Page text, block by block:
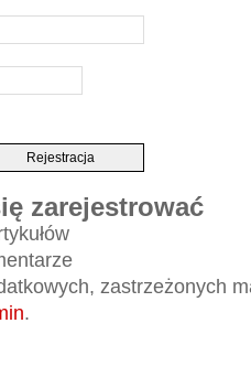
zarejestrować
zastrzeżonych
.